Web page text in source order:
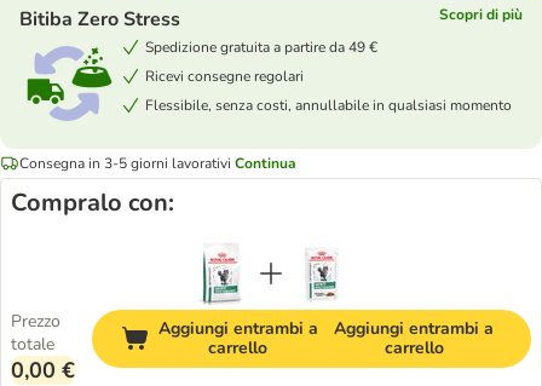
Bitiba Zero Stress
Scopri di più
Spedizione gratuita a partire da 49 €
Ricevi consegne regolari
Flessibile, senza costi, annullabile in qualsiasi momento
Consegna in 3-5 giorni lavorativi Continua
Compralo con:
Prezzo
totale
0,00 €
Aggiungi entrambi a
carrello
Aggiungi entrambi a
carrello